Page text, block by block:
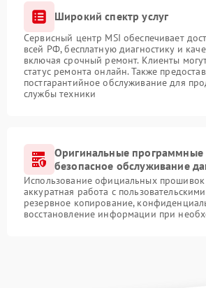
Широкий спектр услуг
Сервисный центр MSI обеспечивает
всей РФ, бесплатную диагностику и
включая срочный ремонт. Клиенты
статус ремонта онлайн. Также
постгарантийное обслуживание для
службы техники
Оригинальные программные
безопасное обслуживание
Использование официальных
аккуратная работа с
резервное копирование,
восстановление информации при